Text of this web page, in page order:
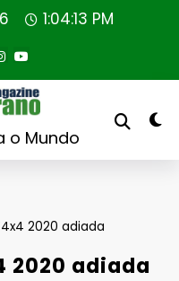
1:04:13 PM
o Mundo
2020 adiada
2020 adiada